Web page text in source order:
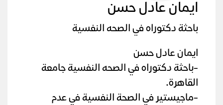
ايمان عادل حسن
باحثة دكتوراه في الصحه النفسية
ايمان عادل حسن
-باحثة دكتوراه في الصحه النفسية جامعة
القاهرة.
-ماجيستير في الصحة النفسية في عدم